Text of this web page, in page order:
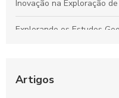
Inovação na Exploração
Explorando os Estudos
revoluciona a coleta de
Artigos